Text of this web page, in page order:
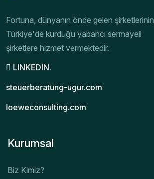
Fortuna, dünyanın önde gelen şirketlerinin
Türkiye'de kurduğu yabancı sermayeli
şirketlere hizmet vermektedir.
LINKEDIN.
steuerberatung-ugur.com
loeweconsulting.com
Kurumsal
Biz Kimiz?